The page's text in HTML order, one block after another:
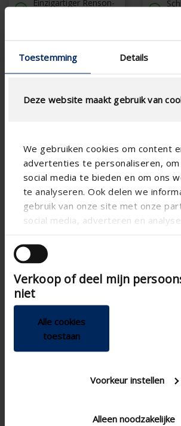
Toestemming Details
Deze website maakt gebruik van
We gebruiken cookies om content
advertenties te personaliseren,
social media te bieden en om ons
te analyseren. Ook delen we
gebruik van onze site met onze
social media, adverteren en
andere informatie die u aan ze
die ze hebben verzameld op basis
van hun services.
Verkoop of deel mijn
niet
Alle cookies
toestaan
Voorkeur instellen
Alleen noodzakelijke
Einzigartiger Renson-
von Filtern
Wir helfen Ihnen